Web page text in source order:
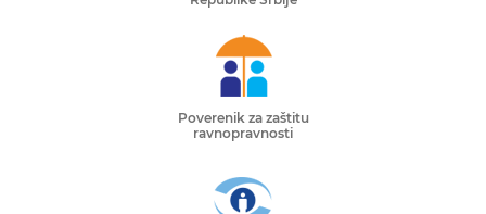
Poverenik za zaštitu
ravnopravnosti